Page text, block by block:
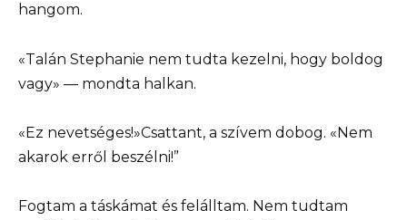
hangom.
«Talán Stephanie nem tudta kezelni, hogy boldog
vagy» — mondta halkan.
«Ez nevetséges!»Csattant, a szívem dobog. «Nem
akarok erről beszélni!”
Fogtam a táskámat és felálltam. Nem tudtam